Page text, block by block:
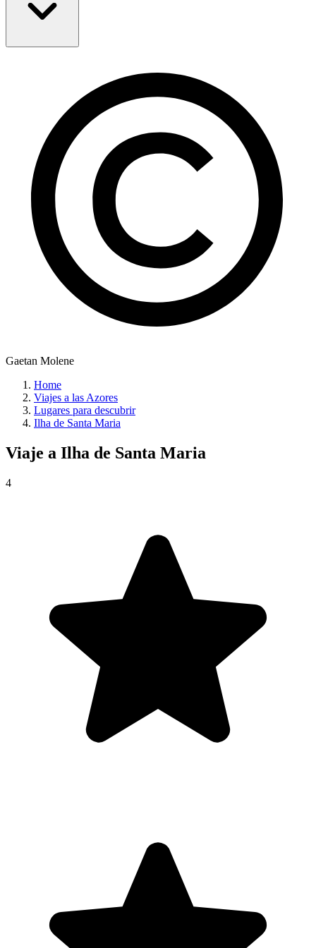
Gaetan Molene
Home
Viajes a las Azores
Lugares para descubrir
Ilha de Santa Maria
Viaje a Ilha de Santa Maria
4